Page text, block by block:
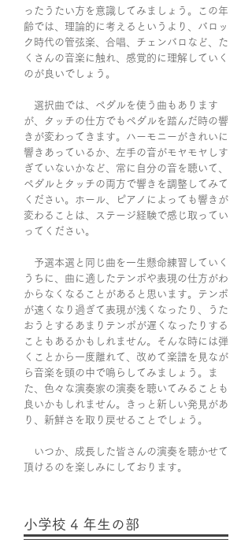
ったうたい方を意識してみましょう。この年
齢では、理論的に考えるというより、バロッ
ク時代の管弦楽、合唱、チェンバロなど、た
くさんの音楽に触れ、感覚的に理解していく
のが良いでしょう。
選択曲では、ペダルを使う曲もあります
が、タッチの仕方でもペダルを踏んだ時の響
きが変わってきます。ハーモニーがきれいに
響きあっているか、左手の音がモヤモヤしす
ぎていないかなど、常に自分の音を聴いて、
ペダルとタッチの両方で響きを調整してみて
ください。ホール、ピアノによっても響きが
変わることは、ステージ経験で感じ取ってい
ってください。
予選本選と同じ曲を一生懸命練習していく
うちに、曲に適したテンポや表現の仕方がわ
からなくなることがあると思います。テンポ
が速くなり過ぎて表現が浅くなったり、うた
おうとするあまりテンポが遅くなったりする
こともあるかもしれません。そんな時には弾
くことから一度離れて、改めて楽譜を見なが
ら音楽を頭の中で鳴らしてみましょう。ま
た、色々な演奏家の演奏を聴いてみることも
良いかもしれません。きっと新しい発見があ
り、新鮮さを取り戻せることでしょう。
いつか、成長した皆さんの演奏を聴かせて
頂けるのを楽しみにしております。
小学校 4 年生の部